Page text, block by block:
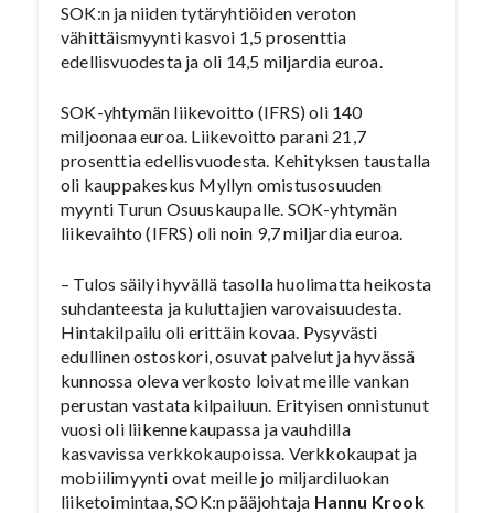
SOK:n ja niiden tytäryhtiöiden veroton
vähittäismyynti kasvoi 1,5 prosenttia
edellisvuodesta ja oli 14,5 miljardia euroa.
SOK-yhtymän liikevoitto (IFRS) oli 140
miljoonaa euroa. Liikevoitto parani 21,7
prosenttia edellisvuodesta. Kehityksen taustalla
oli kauppakeskus Myllyn omistusosuuden
myynti Turun Osuuskaupalle. SOK-yhtymän
liikevaihto (IFRS) oli noin 9,7 miljardia euroa.
– Tulos säilyi hyvällä tasolla huolimatta heikosta
suhdanteesta ja kuluttajien varovaisuudesta.
Hintakilpailu oli erittäin kovaa. Pysyvästi
edullinen ostoskori, osuvat palvelut ja hyvässä
kunnossa oleva verkosto loivat meille vankan
perustan vastata kilpailuun. Erityisen onnistunut
vuosi oli liikennekaupassa ja vauhdilla
kasvavissa verkkokaupoissa. Verkkokaupat ja
mobiilimyynti ovat meille jo miljardiluokan
liiketoimintaa, SOK:n pääjohtaja Hannu Krook